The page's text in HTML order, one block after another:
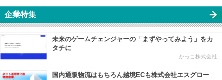
企業特集
未来のゲームチェンジャーの「まずやってみよう」をカ
タチに
かっこ株式会社
国内通販物流はもちろん越境ECも株式会社エスグロー